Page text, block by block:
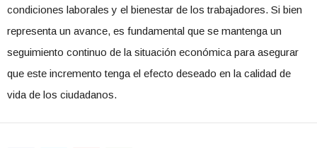
condiciones laborales y el bienestar de los trabajadores. Si bien
representa un avance, es fundamental que se mantenga un
seguimiento continuo de la situación económica para asegurar
que este incremento tenga el efecto deseado en la calidad de
vida de los ciudadanos.